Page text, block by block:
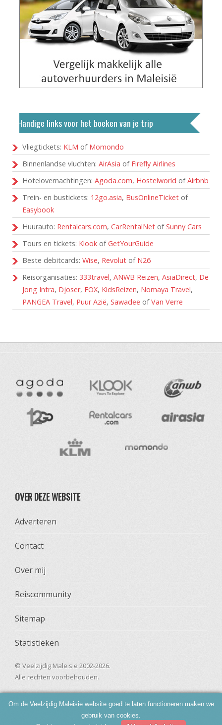
Handige links voor het boeken van je trip
Vliegtickets: KLM of Momondo
Binnenlandse vluchten: AirAsia of Firefly Airlines
Hotelovernachtingen: Agoda.com, Hostelworld ofAirbnb
Trein- en bustickets: 12go.asia, BusOnlineTicket of
Easybook
Huurauto: Rentalcars.com, CarRentalNet ofSunny Cars
Tours en tickets: Klook ofGetYourGuide
Beste debitcards: Wise, Revolut of N26
Reisorganisaties: 333travel, ANWB Reizen, AsiaDirect, De
Jong Intra, Djoser, FOX, KidsReizen, Nomaya Travel,
PANGEA Travel, Puur Azië, Sawadee ofVan Verre
OVER DEZE WEBSITE
Adverteren
Contact
Over mij
Reiscommunity
Sitemap
Statistieken
© Veelzijdig Maleisië 2002-2026.
Alle rechten voorbehouden.
Om de Veelzijdig Maleisie website goed te laten functioneren maken we
gebruik van cookies.